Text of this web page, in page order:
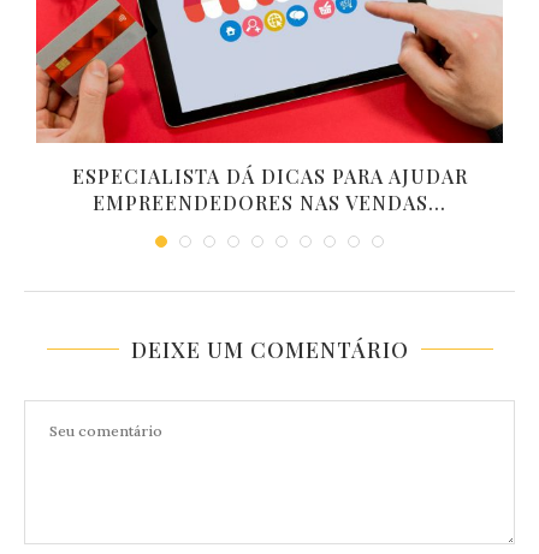
ESPECIALISTA DÁ DICAS PARA AJUDAR
EMPREENDEDORES NAS VENDAS...
DEIXE UM COMENTÁRIO